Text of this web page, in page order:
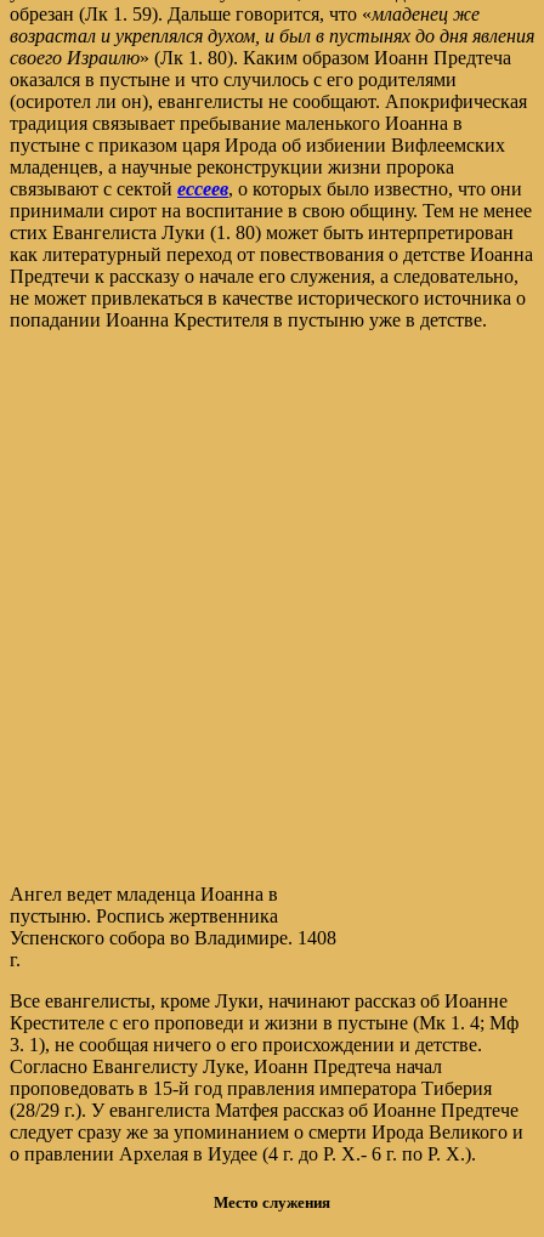
обрезан (Лк 1. 59). Дальше говорится, что «младенец же
возрастал и укреплялся духом, и был в пустынях до дня явления
своего Израилю» (Лк 1. 80). Каким образом Иоанн Предтеча
оказался в пустыне и что случилось с его родителями
(осиротел ли он), евангелисты не сообщают. Апокрифическая
традиция связывает пребывание маленького Иоанна в
пустыне с приказом царя Ирода об избиении Вифлеемских
младенцев, а научные реконструкции жизни пророка
связывают с сектой ессеев, о которых было известно, что они
принимали сирот на воспитание в свою общину. Тем не менее
стих Евангелиста Луки (1. 80) может быть интерпретирован
как литературный переход от повествования о детстве Иоанна
Предтечи к рассказу о начале его служения, а следовательно,
не может привлекаться в качестве исторического источника о
попадании Иоанна Крестителя в пустыню уже в детстве.
Ангел ведет младенца Иоанна в
пустыню. Роспись жертвенника
Успенского собора во Владимире. 1408
г.
Все евангелисты, кроме Луки, начинают рассказ об Иоанне
Крестителе с его проповеди и жизни в пустыне (Мк 1. 4; Мф
3. 1), не сообщая ничего о его происхождении и детстве.
Согласно Евангелисту Луке, Иоанн Предтеча начал
проповедовать в 15-й год правления императора Тиберия
(28/29 г.). У евангелиста Матфея рассказ об Иоанне Предтече
следует сразу же за упоминанием о смерти Ирода Великого и
о правлении Архелая в Иудее (4 г. до Р. Х.- 6 г. по Р. Х.).
Место служения